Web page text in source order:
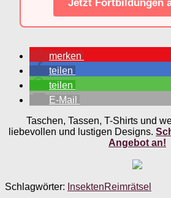
Jetzt Fortbildungen
merken
teilen
teilen
E-Mail
Taschen, Tassen, T-Shirts und
liebevollen und lustigen Designs.
Angebot an!
Schlagwörter: InsektenReimrätsel